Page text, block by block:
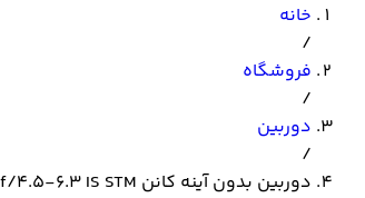
خانه
/
فروشگاه
/
دوربین
/
دوربین بدون آینه کانن Canon EOS R8 Kit RF 24-50mm f/4.5-6.3 IS STM